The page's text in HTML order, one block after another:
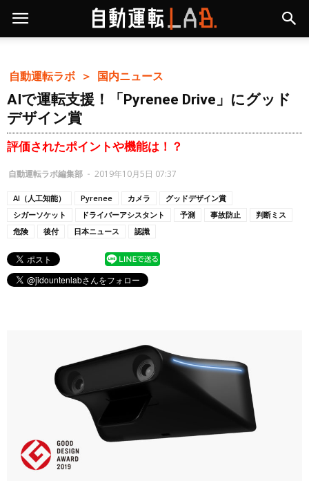
自動運転ラボ ＞ 国内ニュース
AIで運転支援！「Pyrenee Drive」にグッド
デザイン賞
評価されたポイントや機能は！？
自動運転ラボ編集部 - 2019年10月5日 07:37
AI（人工知能） Pyrenee カメラ
グッドデザイン賞
シガーソケット
ドライバーアシスタント 予測 事故防止
判断ミス
危険
後付 日本ニュース 認識